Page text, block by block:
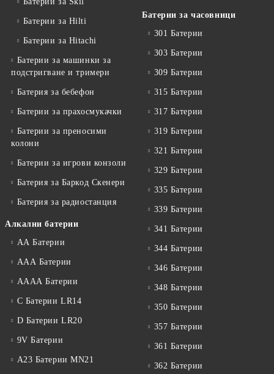
Батерии за Hilti
Батерии за Hitachi
Батерии за машинки за
подстригване и тримери
Батерия за бебефон
Батерии за прахосмукачки
Батерии за преносими
колони
Батерии за игрови конзоли
Батерия за Баркод Скенери
Батерия за радиостанция
Алкални батерии
АА Батерии
ААА Батерии
АААА Батерии
C Батерии LR14
D Батерии LR20
9V Батерии
A23 Батерии MN21
Батерии за часовници
301 Батерии
303 Батерии
309 Батерии
315 Батерии
317 Батерии
319 Батерии
321 Батерии
329 Батерии
335 Батерии
339 Батерии
341 Батерии
344 Батерии
346 Батерии
348 Батерии
350 Батерии
357 Батерии
361 Батерии
362 Батерии